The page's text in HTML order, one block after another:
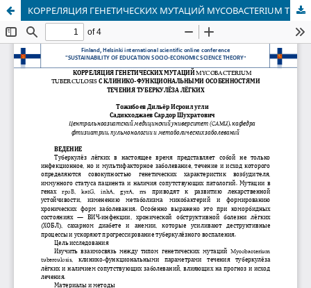
КОРРЕЛЯЦИЯ ГЕНЕТИЧЕСКИХ МУТАЦИЙ MYCOBACTERIUM TUBERCULOSIS С КЛИНИКО-ФУНКЦИОНАЛЬНЫМИ ОСОБЕННОСТЯМИ ТЕЧЕНИЯ ТУБЕРКУЛЁЗА ЛЁГКИХ